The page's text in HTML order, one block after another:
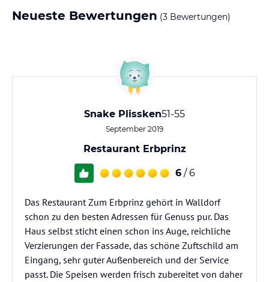
Neueste Bewertungen (3 Bewertungen)
Snake Plissken51-55
September 2019
Restaurant Erbprinz
6 / 6
Das Restaurant Zum Erbprinz gehört in Walldorf
schon zu den besten Adressen für Genuss pur. Das
Haus selbst sticht einen schon ins Auge, reichliche
Verzierungen der Fassade, das schöne Zuftschild am
Eingang, sehr guter Außenbereich und der Service
passt. Die Speisen werden frisch zubereitet von daher